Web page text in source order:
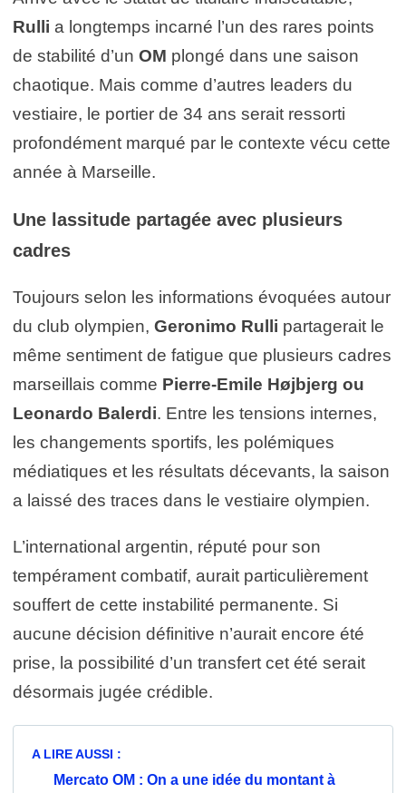
Rulli a longtemps incarné l’un des rares points
de stabilité d’un OM plongé dans une saison
chaotique. Mais comme d’autres leaders du
vestiaire, le portier de 34 ans serait ressorti
profondément marqué par le contexte vécu cette
année à Marseille.
Une lassitude partagée avec plusieurs
cadres
Toujours selon les informations évoquées autour
du club olympien, Geronimo Rulli partagerait le
même sentiment de fatigue que plusieurs cadres
marseillais comme Pierre-Emile Højbjerg ou
Leonardo Balerdi. Entre les tensions internes,
les changements sportifs, les polémiques
médiatiques et les résultats décevants, la saison
a laissé des traces dans le vestiaire olympien.
L’international argentin, réputé pour son
tempérament combatif, aurait particulièrement
souffert de cette instabilité permanente. Si
aucune décision définitive n’aurait encore été
prise, la possibilité d’un transfert cet été serait
désormais jugée crédible.
A LIRE AUSSI :
Mercato OM : On a une idée du montant à